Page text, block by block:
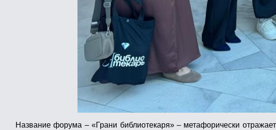
Название форума – «Грани библиотекаря» – метафорически